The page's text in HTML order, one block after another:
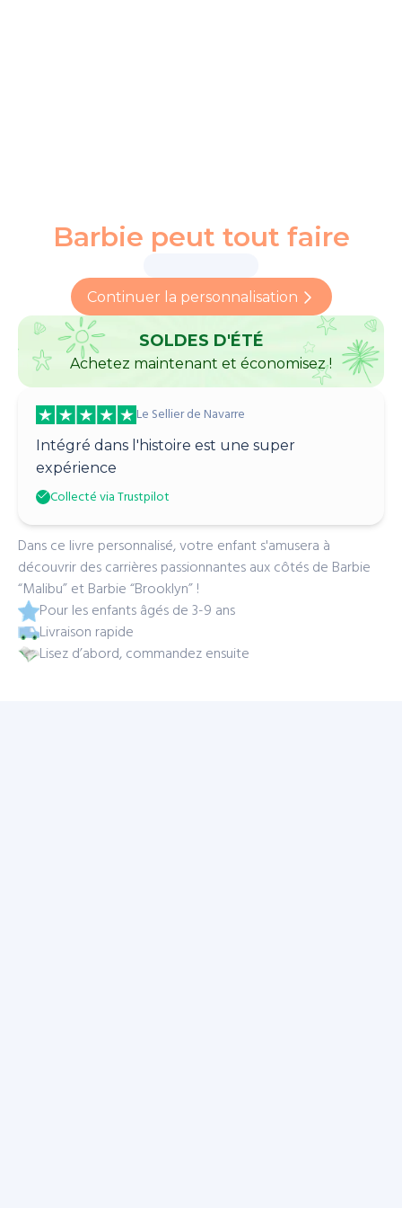
Barbie peut tout faire
Continuer la personnalisation
SOLDES D'ÉTÉ
Achetez maintenant et économisez !
Le Sellier de Navarre
Intégré dans l'histoire est une super
expérience
Collecté via Trustpilot
Dans ce livre personnalisé, votre enfant s'amusera à
découvrir des carrières passionnantes aux côtés de Barbie
“Malibu” et Barbie “Brooklyn” !
Pour les enfants âgés de 3-9 ans
Livraison rapide
Lisez d’abord, commandez ensuite